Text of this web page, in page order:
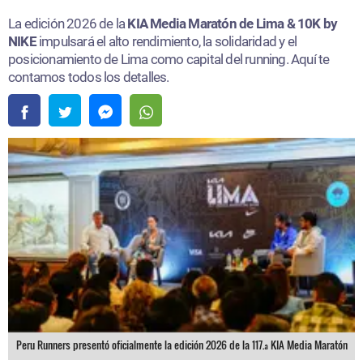
La edición 2026 de la KIA Media Maratón de Lima & 10K by
NIKEimpulsará el alto rendimiento, la solidaridad y el
posicionamiento de Lima como capital del running. Aquí te
contamos todos los detalles.
Peru Runners presentó oficialmente la edición 2026 de la 117.ª KIA Media Maratón